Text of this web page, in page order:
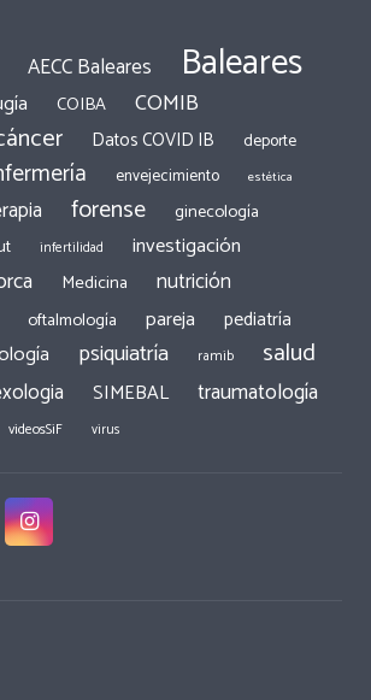
AECC Baleares Baleares
COIBA COMIB
Datos COVID IB
deporte
envejecimiento estética
forense ginecología
infertilidad investigación
Medicina nutrición
oftalmología pareja pediatría
psiquiatría ramib salud
SIMEBAL traumatología
videosSiF virus